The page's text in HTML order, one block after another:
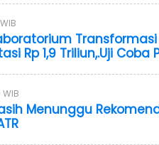
Transformasi
Rp 1,9 Triliun,.Uji
Menunggu